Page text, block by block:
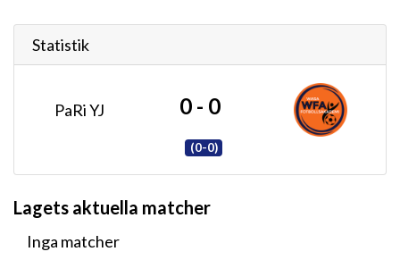
Statistik
PaRi YJ 0 - 0
(0-0)
Lagets aktuella matcher
Inga matcher